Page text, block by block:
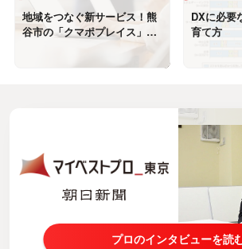
地域をつなぐ新サービス！熊
谷市の「クマポプレイス」に
当社アプリ「Lincrew」が導
DXに必要
育て方
プロのインタビューを読